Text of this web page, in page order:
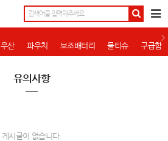
우산 파우치 보조배터리 물티슈 구급함
유의사항
게시글이 없습니다.